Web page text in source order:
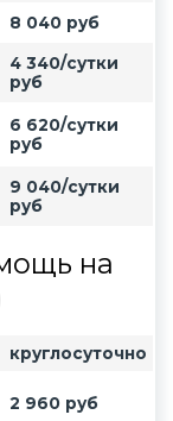
8 040 руб
4 340/сутки
руб
6 620/сутки
руб
9 040/сутки
руб
на
круглосуточно
2 960 руб